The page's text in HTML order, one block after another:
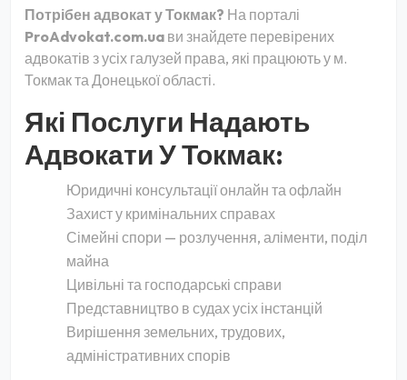
Потрібен адвокат у Токмак? На порталі
ProAdvokat.com.ua ви знайдете перевірених
адвокатів з усіх галузей права, які працюють у м.
Токмак та Донецької області.
Які Послуги Надають
Адвокати У Токмак:
Юридичні консультації онлайн та офлайн
Захист у кримінальних справах
Сімейні спори — розлучення, аліменти, поділ
майна
Цивільні та господарські справи
Представництво в судах усіх інстанцій
Вирішення земельних, трудових,
адміністративних спорів